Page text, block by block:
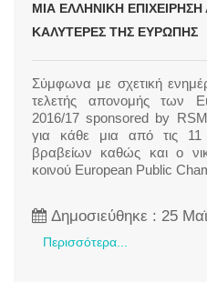
ΜΙΑ ΕΛΛΗΝΙΚΉ
ΚΑΛΎΤΕΡΕΣ ΤΗΣ ΕΥΡΏΠΗΣ
Σύμφωνα με σχετική
τελετής απονομής των
2016/17 sponsored by RSM
για κάθε μια από τις 11
βραβείων καθώς και ο
κοινού European Public
Δημοσιεύθηκε : 25
Περισσότερα...